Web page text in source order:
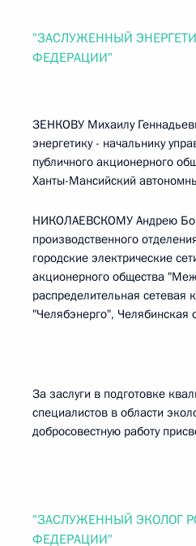
"ЗАСЛУЖЕННЫЙ
ФЕДЕРАЦИИ"
ЗЕНКОВУ Михаилу
энергетику - начальнику
публичного акционерного
Ханты-Мансийский
НИКОЛАЕВСКОМУ Андрею
производственного
городские электрические
акционерного общества
распределительная сетевая
"Челябэнерго", Челябинская
За заслуги в подготовке
специалистов в области
добросовестную работу
"ЗАСЛУЖЕННЫЙ ЭКОЛОГ
ФЕДЕРАЦИИ"